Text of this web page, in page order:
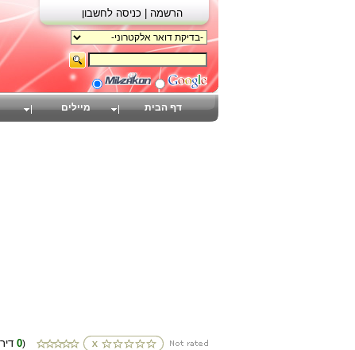
0)
דף הבית מיילים
הרשמה | כניסה לחשבון